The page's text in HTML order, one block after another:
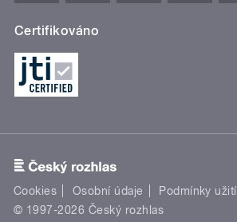
Certifikováno
Cookies Osobní údaje Podmínky užití
© 1997-2026 Český rozhlas